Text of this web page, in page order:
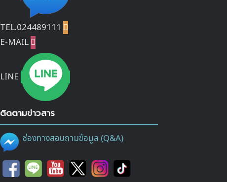
TEL.024489111 
E-MAIL
LINE
ติดตามข่าวสาร
ช่องทางสอบถามข้อมูล (Q&A)